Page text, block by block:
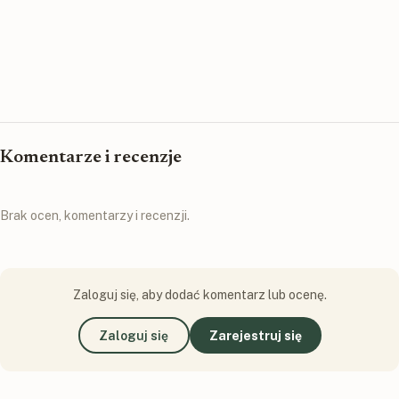
Komentarze i recenzje
Brak ocen, komentarzy i recenzji.
Zaloguj się, aby dodać komentarz lub ocenę.
Zaloguj się Zarejestruj się